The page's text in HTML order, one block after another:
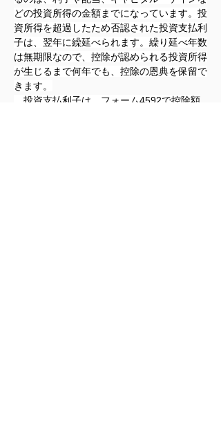
どの投資所得の金額までになっています。投
資所得を超過したため否認された投資支払利
子は、翌年に繰延べられます。繰り延べ年数
は無期限なので、控除が認められる投資所得
が生じるまで何年でも、控除の恩典を保留で
きます。
投資支払利子は、フォーム4592で控除額